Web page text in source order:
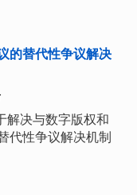
的替代性争议解决
解决与数字版权和
代性争议解决机制